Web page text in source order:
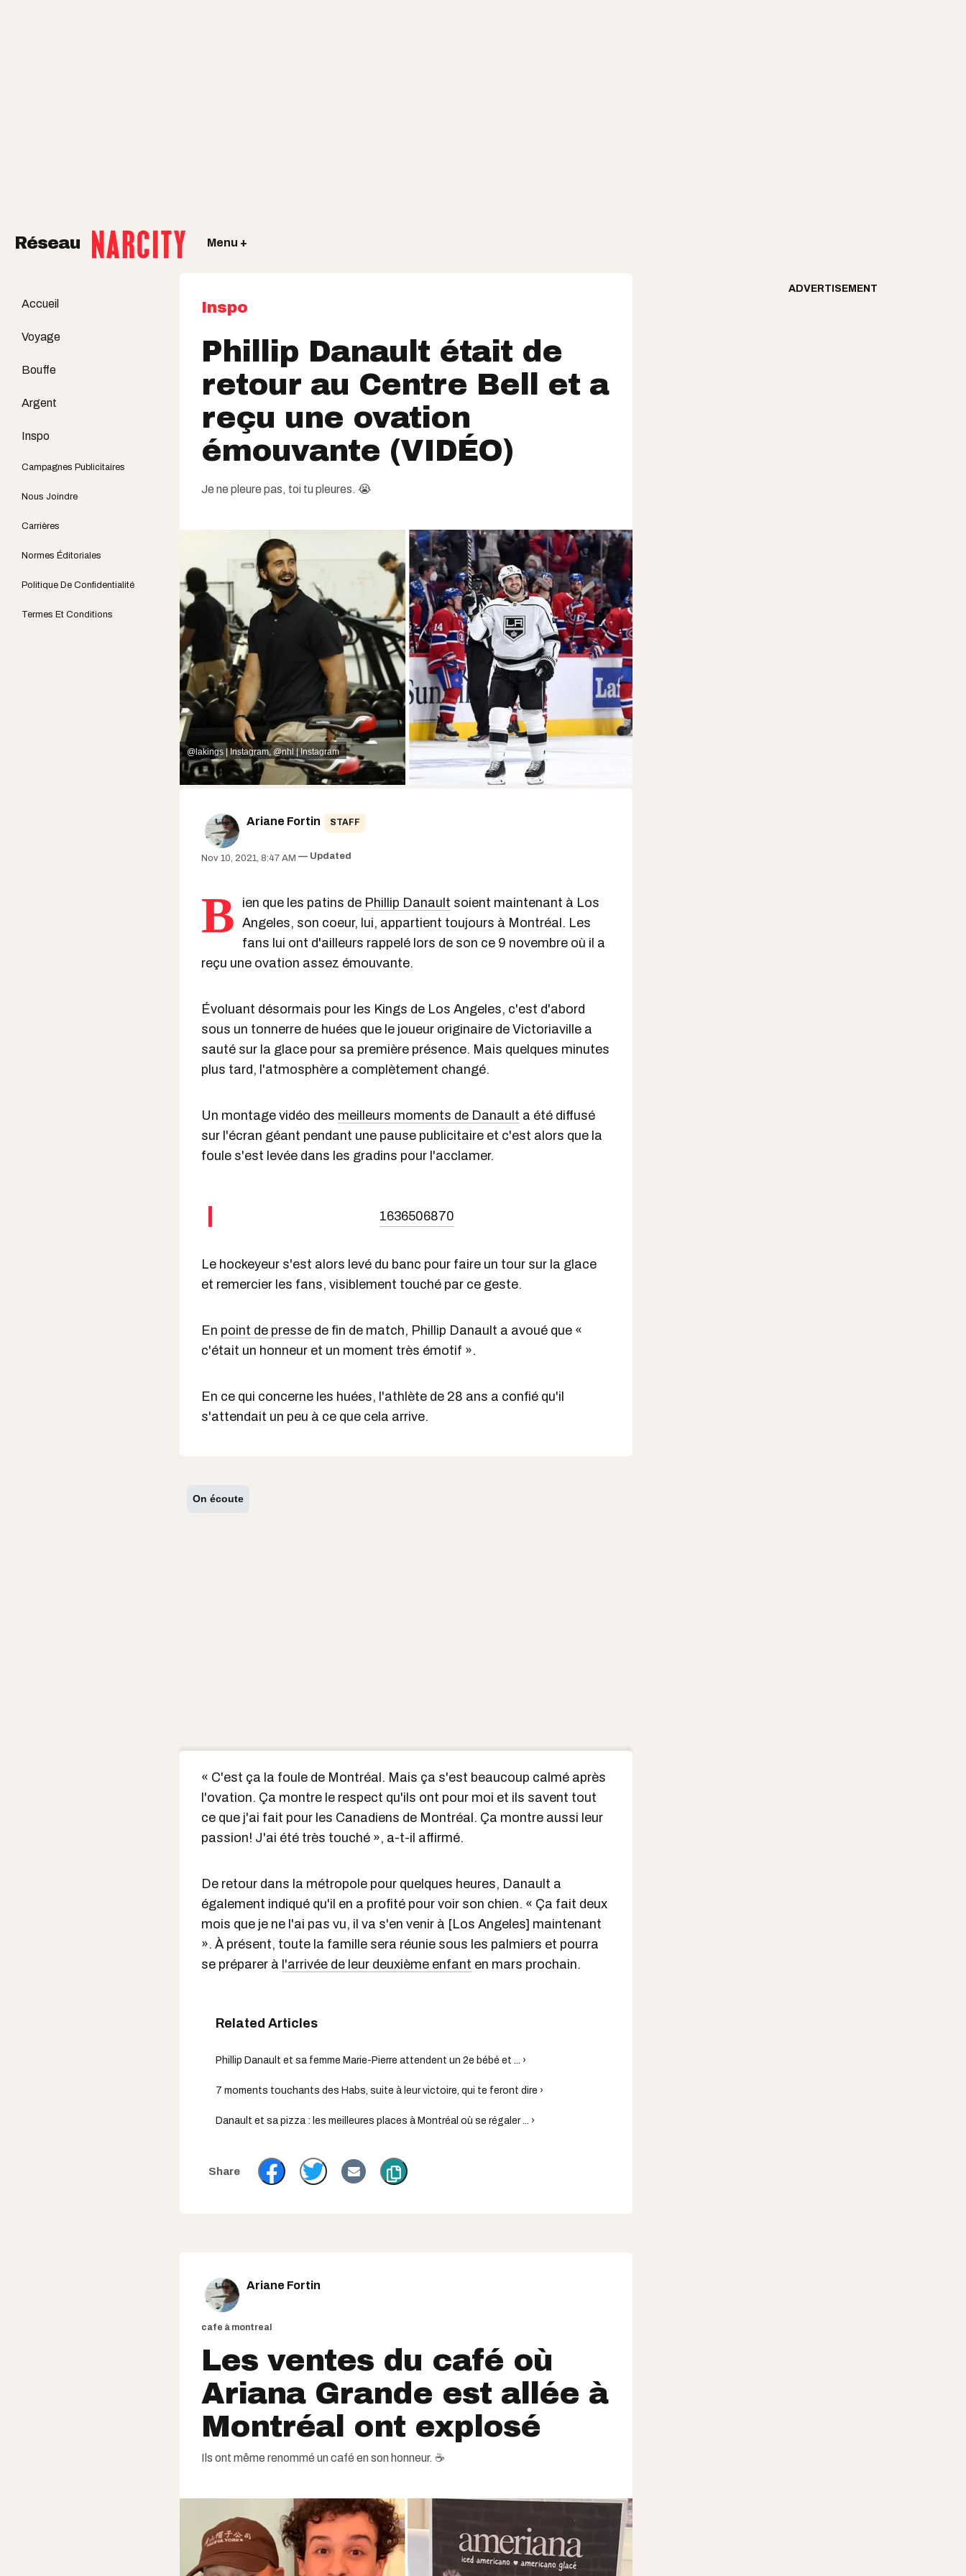
Réseau Menu +
Accueil
Voyage
Bouffe
Argent
Inspo
Campagnes Publicitaires
Nous Joindre
Carrières
Normes Éditoriales
Politique De Confidentialité
Termes Et Conditions
Inspo
Phillip Danault était de
retour au Centre Bell et a
reçu une ovation
émouvante (VIDÉO)
Je ne pleure pas, toi tu pleures. 😭
@lakings | Instagram, @nhl | Instagram
Ariane Fortin STAFF
Nov 10, 2021, 8:47 AM Updated
B ien que les patins de Phillip Danault soient maintenant à Los
Angeles, son coeur, lui, appartient toujours à Montréal. Les
fans lui ont d'ailleurs rappelé lors de son ce 9 novembre où il a
reçu une ovation assez émouvante.
Évoluant désormais pour les Kings de Los Angeles, c'est d'abord
sous un tonnerre de huées que le joueur originaire de Victoriaville a
sauté sur la glace pour sa première présence. Mais quelques minutes
plus tard, l'atmosphère a complètement changé.
Un montage vidéo des meilleurs moments de Danault a été diffusé
sur l'écran géant pendant une pause publicitaire et c'est alors que la
foule s'est levée dans les gradins pour l'acclamer.
1636506870
Le hockeyeur s'est alors levé du banc pour faire un tour sur la glace
et remercier les fans, visiblement touché par ce geste.
En point de presse de fin de match, Phillip Danault a avoué que «
c'était un honneur et un moment très émotif ».
En ce qui concerne les huées, l'athlète de 28 ans a confié qu'il
s'attendait un peu à ce que cela arrive.
On écoute
« C'est ça la foule de Montréal. Mais ça s'est beaucoup calmé après
l'ovation. Ça montre le respect qu'ils ont pour moi et ils savent tout
ce que j'ai fait pour les Canadiens de Montréal. Ça montre aussi leur
passion! J'ai été très touché », a-t-il affirmé.
De retour dans la métropole pour quelques heures, Danault a
également indiqué qu'il en a profité pour voir son chien. « Ça fait deux
mois que je ne l'ai pas vu, il va s'en venir à [Los Angeles] maintenant
». À présent, toute la famille sera réunie sous les palmiers et pourra
se préparer à l'arrivée de leur deuxième enfant en mars prochain.
Phillip Danault et sa femme Marie-Pierre attendent un 2e bébé et ... ›
7 moments touchants des Habs, suite à leur victoire, qui te feront dire ›
Danault et sa pizza : les meilleures places à Montréal où se régaler ... ›
Ariane Fortin
cafe à montreal
Les ventes du café où
Ariana Grande est allée à
Montréal ont explosé
Ils ont même renommé un café en son honneur. ☕️
ADVERTISEMENT